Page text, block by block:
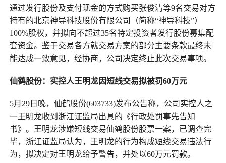
通过发行股份及支付现金的方式购买张俊清等9名交易对方
持有的北京神导科技股份有限公司（简称“神导科技”）
100%股权，并拟向不超过35名特定投资者发行股份募集配
套资金。鉴于交易各方就交易方案的部分主要条款最终未
能达成一致意见，经协商，公司决定终止此次交易事项。
仙鹤股份：实控人王明龙因短线交易拟被罚60万元
5月29日晚，仙鹤股份(603733)发布公告称，公司实控人之
一王明龙收到浙江证监局出具的《行政处罚事先告知
书》。王明龙涉嫌短线交易仙鹤股份股票一案，已调查完
毕，浙江证监局认为，王明龙的行为构成短线交易违法行
为，拟决定对王明龙给予警告，并处以60万元罚款。